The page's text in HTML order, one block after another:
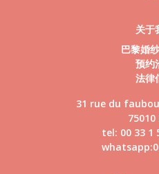
关于
巴黎婚
预约
法律
31 rue du
75010
tel: 00 33 1